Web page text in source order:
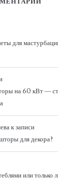
для
на 60 кВт —
к записи
для декора?
или только